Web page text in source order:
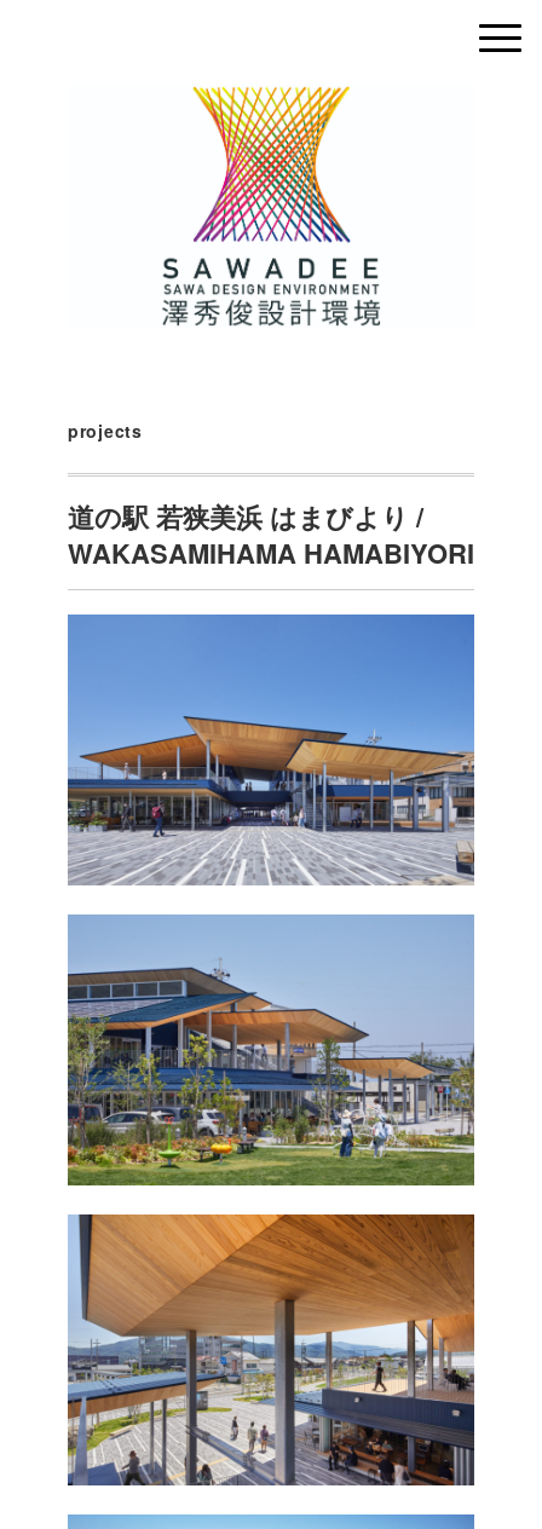
projects
道の駅 若狭美浜 はまびより /
WAKASAMIHAMA HAMABIYORI